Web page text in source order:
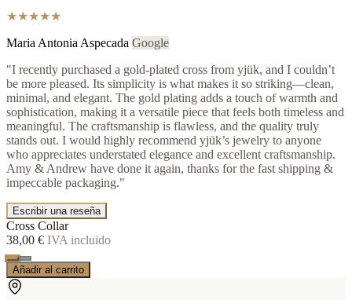
★★★★★
Maria Antonia Aspecada Google
"I recently purchased a gold-plated cross from yjük, and I couldn’t
be more pleased. Its simplicity is what makes it so striking—clean,
minimal, and elegant. The gold plating adds a touch of warmth and
sophistication, making it a versatile piece that feels both timeless and
meaningful. The craftsmanship is flawless, and the quality truly
stands out. I would highly recommend yjük’s jewelry to anyone
who appreciates understated elegance and excellent craftsmanship.
Amy & Andrew have done it again, thanks for the fast shipping &
impeccable packaging."
Escribir una reseña
Cross Collar
38,00 € IVA incluido
Añadir al carrito